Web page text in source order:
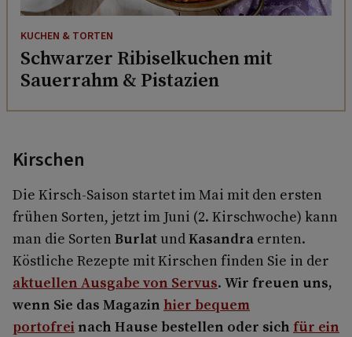
KUCHEN & TORTEN
Schwarzer Ribiselkuchen mit
Sauerrahm & Pistazien
Kirschen
Die Kirsch-Saison startet im Mai mit den ersten
frühen Sorten, jetzt im Juni (2. Kirschwoche) kann
man die Sorten Burlat undKasandra ernten.
Köstliche Rezepte mit Kirschen finden Sie in der
aktuellen Ausgabe von Servus. Wir freuen uns,
wenn Sie das Magazin hier bequem
portofrei nach Hause bestellen oder sich für ein